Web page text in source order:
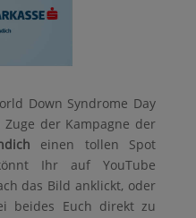
Down Syndrome Day
der Kampagne der
einen tollen Spot
Ihr auf YouTube
das Bild anklickt, oder
beides Euch direkt zu